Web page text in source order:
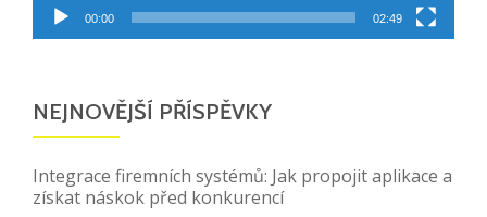
00:00 02:49
NEJNOVĚJŠÍ PŘÍSPĚVKY
Integrace firemních systémů: Jak propojit aplikace a
získat náskok před konkurencí